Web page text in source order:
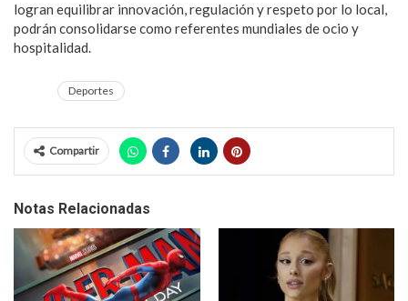
logran equilibrar innovación, regulación y respeto por lo local,
podrán consolidarse como referentes mundiales de ocio y
hospitalidad.
Deportes
Compartir
Notas Relacionadas